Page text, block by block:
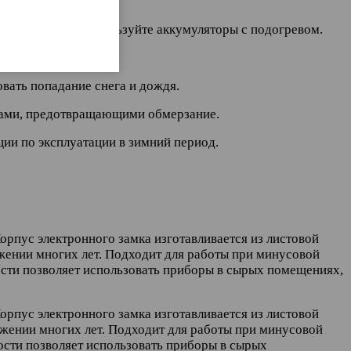
или используйте аккумуляторы с подогревом.
попадание снега и дождя.
предотвращающими обмерзание.
по эксплуатации в зимний период.
электронного замка изготавливается из листовой
многих лет. Подходит для работы при минусовой
позволяет использовать приборы в сырых помещениях,
электронного замка изготавливается из листовой
многих лет. Подходит для работы при минусовой
позволяет использовать приборы в сырых